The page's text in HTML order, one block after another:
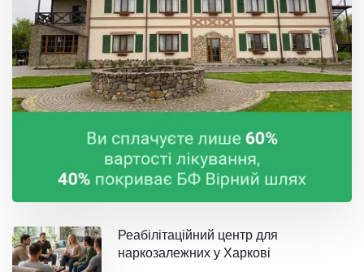
Реабілітаційний центр для
наркозалежних у Харкові